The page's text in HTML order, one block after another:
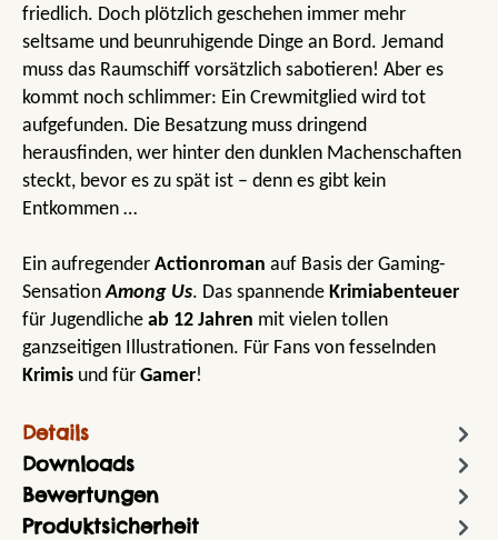
friedlich. Doch plötzlich geschehen immer mehr
seltsame und beunruhigende Dinge an Bord. Jemand
muss das Raumschiff vorsätzlich sabotieren! Aber es
kommt noch schlimmer: Ein Crewmitglied wird tot
aufgefunden. Die Besatzung muss dringend
herausfinden, wer hinter den dunklen Machenschaften
steckt, bevor es zu spät ist – denn es gibt kein
Entkommen …
Ein aufregender Actionroman auf Basis der Gaming-
SensationAmong Us. Das spannende Krimiabenteuer
für Jugendliche ab 12 Jahren mit vielen tollen
ganzseitigen Illustrationen. Für Fans von fesselnden
Krimis und für Gamer!
Details
Downloads
Bewertungen
Produktsicherheit